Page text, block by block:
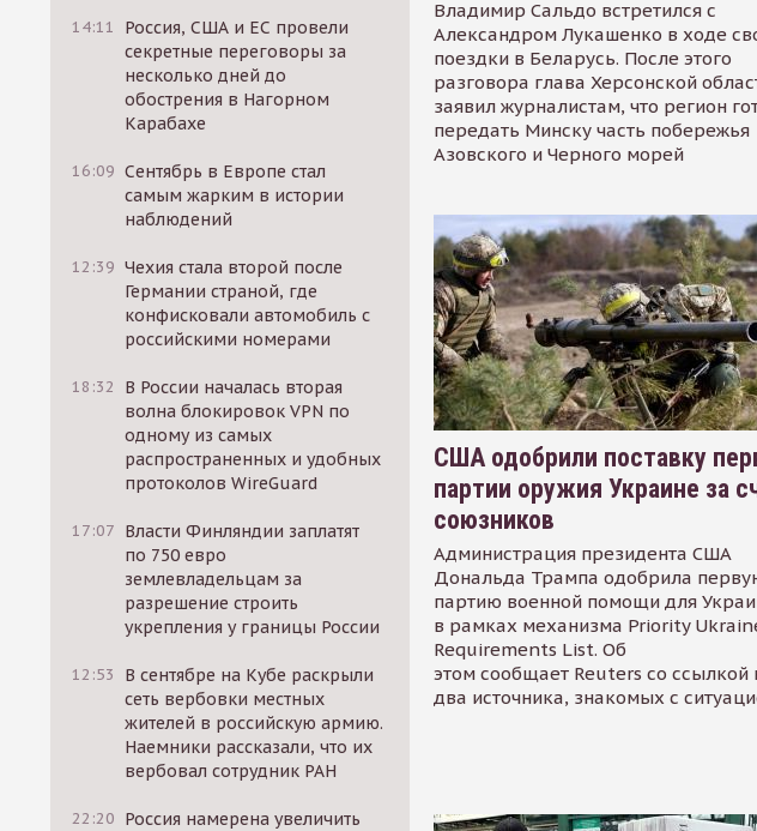
14:11
Россия, США и ЕС провели
секретные переговоры за
несколько дней до
обострения в Нагорном
Карабахе
16:09 Сентябрь в Европе стал
самым жарким в истории
наблюдений
12:39 Чехия стала второй после
Германии страной, где
конфисковали автомобиль с
российскими номерами
18:32
В России началась вторая
волна блокировок VPN по
одному из самых
распространенных и удобных
протоколов WireGuard
17:07 Власти Финляндии заплатят
по 750 евро
землевладельцам за
разрешение строить
укрепления у границы России
12:53
В сентябре на Кубе раскрыли
сеть вербовки местных
жителей в российскую армию.
Наемники рассказали, что их
вербовал сотрудник РАН
22:20 Россия намерена увеличить
Владимир Сальдо встретился с
Александром Лукашенко в ходе
поездки в Беларусь. После этого
разговора глава Херсонской
заявил журналистам, что регион
передать Минску часть побережья
Азовского и Черного морей
США одобрили поставку
партии оружия Украине за
союзников
Администрация президента США
Дональда Трампа одобрила
партию военной помощи для
в рамках механизма Priority
Requirements List. Об
этом сообщает Reuters со ссылкой
два источника, знакомых с